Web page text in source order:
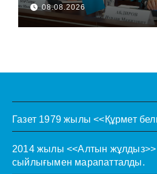
08.08.2026
Газет 1979 жылы <<Құрмет
2014 жылы <<Алтын
сыйлығымен марапатталды.